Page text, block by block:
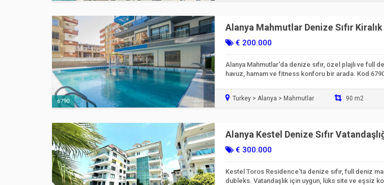
6790
Alanya Mahmutlar Denize Sıfır
Lüks€ 200.000
Alanya Mahmutlar'da denize sıfır, özel plajlı ve full
havuz, hamam ve fitness konforu bir arada. Kod
Turkey > Alanya > Mahmutlar 90 m2
Alanya Kestel Denize Sıfır
€ 300.000
Kestel Toros Residence'ta denize sıfır, full deniz
dubleks. Vatandaşlık için uygun, lüks site ve eşsiz